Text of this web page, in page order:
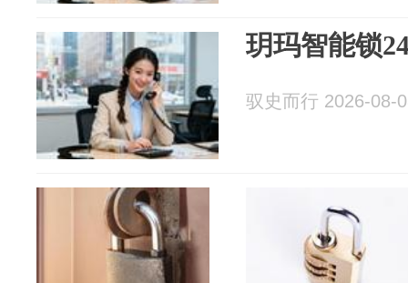
玥玛智能锁
驭史而行 2026-08-